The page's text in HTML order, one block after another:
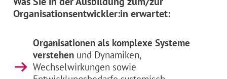
Organisationsentwickler:in erwartet:
Organisationen als komplexe Systeme
verstehen und Dynamiken,
Wechselwirkungen sowie